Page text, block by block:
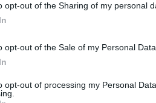
opt-out of the Sharing of my personal
opt-out of the Sale of my Personal Data.
opt-out of processing my Personal
en nekpijn.
1